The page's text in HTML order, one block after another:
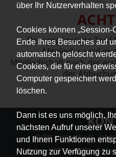
über Ihr Nutzerverhalten
Cookies können „Session-
Ende Ihres Besuches auf
automatisch gelöscht
Cookies, die für eine
Computer gespeichert
löschen.
Dann ist es uns möglich,
nächsten Aufruf unserer
und Ihnen Funktionen
Nutzung zur Verfügung zu
Der vergünstigte Tarif
Mitglieder wird
Mitgliedschaft nach der
der
SVSW Kemnath e.V. -
Telefon: 0157 75635233 - E-